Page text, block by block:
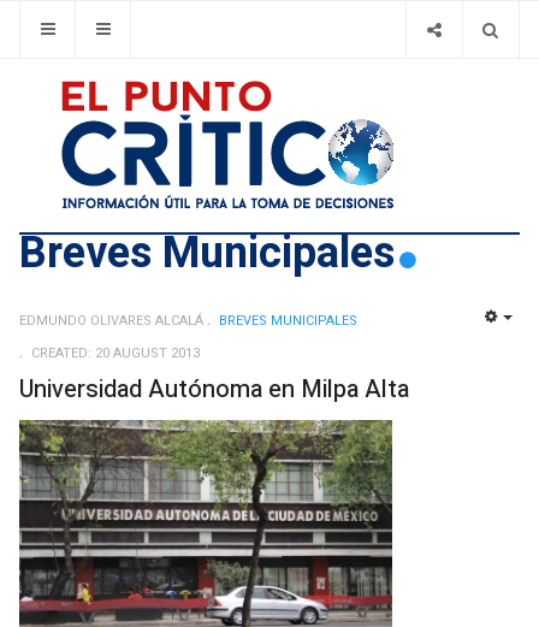
Breves Municipales
EDMUNDO OLIVARES ALCALÁ
BREVES MUNICIPALES
CREATED: 20 AUGUST 2013
Universidad Autónoma en Milpa Alta